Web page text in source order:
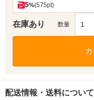
5%(575pt)
在庫あり 数量 1
配送情報・送料について